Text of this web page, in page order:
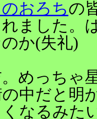
おろちの
ました。
か(失礼)
めっちゃ
中だと明
なるみた